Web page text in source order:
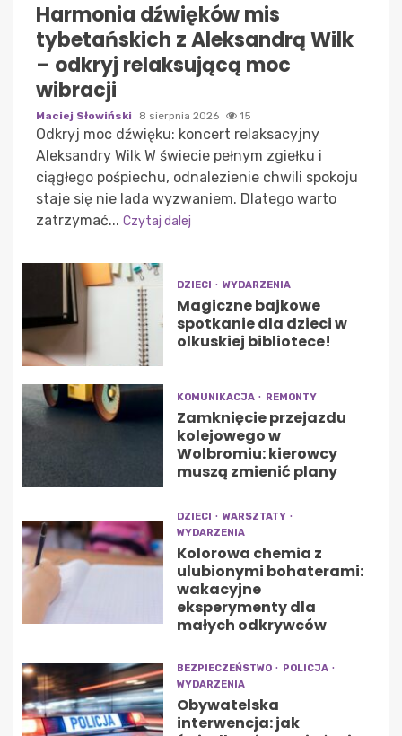
Harmonia dźwięków mis
tybetańskich z Aleksandrą Wilk
– odkryj relaksującą moc
wibracji
Maciej Słowiński 8 sierpnia 2026 15
Odkryj moc dźwięku: koncert relaksacyjny
Aleksandry Wilk W świecie pełnym zgiełku i
ciągłego pośpiechu, odnalezienie chwili spokoju
staje się nie lada wyzwaniem. Dlatego warto
zatrzymać... Czytaj dalej
DZIECI WYDARZENIA
Magiczne bajkowe
spotkanie dla dzieci w
olkuskiej bibliotece!
KOMUNIKACJA REMONTY
Zamknięcie przejazdu
kolejowego w
Wolbromiu: kierowcy
muszą zmienić plany
DZIECI
WARSZTATY
WYDARZENIA
Kolorowa chemia z
ulubionymi bohaterami:
wakacyjne
eksperymenty dla
małych odkrywców
BEZPIECZEŃSTWO
POLICJA
WYDARZENIA
Obywatelska
interwencja: jak